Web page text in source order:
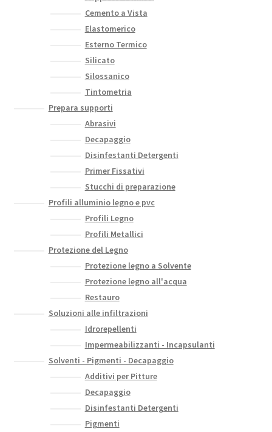
Cemento a Vista
Elastomerico
Esterno Termico
Silicato
Silossanico
Tintometria
Prepara supporti
Abrasivi
Decapaggio
Disinfestanti Detergenti
Primer Fissativi
Stucchi di preparazione
Profili alluminio legno e pvc
Profili Legno
Profili Metallici
Protezione del Legno
Protezione legno a Solvente
Protezione legno all'acqua
Restauro
Soluzioni alle infiltrazioni
Idrorepellenti
Impermeabilizzanti - Incapsulanti
Solventi - Pigmenti - Decapaggio
Additivi per Pitture
Decapaggio
Disinfestanti Detergenti
Pigmenti